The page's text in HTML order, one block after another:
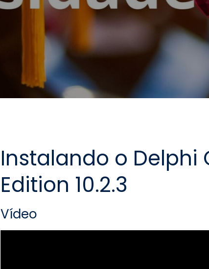
Instalando o
Edition 10.2.3
Vídeo